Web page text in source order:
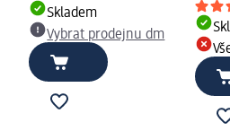
Skladem
Vybrat prodejnu dm